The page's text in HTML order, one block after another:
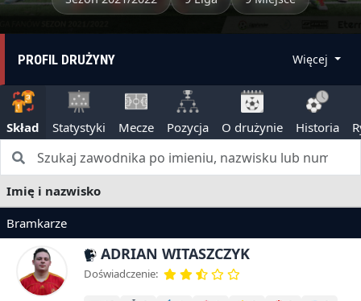
PROFIL DRUŻYNY Więcej
Skład Statystyki Mecze Pozycja O drużynie Historia
Imię i nazwisko
Bramkarze
ADRIAN WITASZCZYK
Doświadczenie: